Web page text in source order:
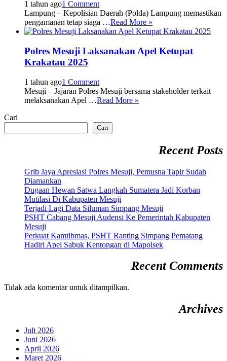
1 tahun ago1 Comment
Lampung – Kepolisian Daerah (Polda) Lampung memastikan
pengamanan tetap siaga …Read More »
Polres Mesuji Laksanakan Apel Ketupat
Krakatau 2025
1 tahun ago1 Comment
Mesuji – Jajaran Polres Mesuji bersama stakeholder terkait
melaksanakan Apel …Read More »
Cari
Cari
Recent Posts
Grib Jaya Apresiasi Polres Mesuji, Pemusna Tapir Sudah
Diamankan
Dugaan Hewan Satwa Langkah Sumatera Jadi Korban
Mutilasi Di Kabupaten Mesuji
Terjadi Lagi Data Siluman Simpang Mesuji
PSHT Cabang Mesuji Audensi Ke Pemerintah Kabupaten
Mesuji
Perkuat Kamtibmas, PSHT Ranting Simpang Pematang
Hadiri Apel Sabuk Kentongan di Mapolsek
Recent Comments
Tidak ada komentar untuk ditampilkan.
Archives
Juli 2026
Juni 2026
April 2026
Maret 2026